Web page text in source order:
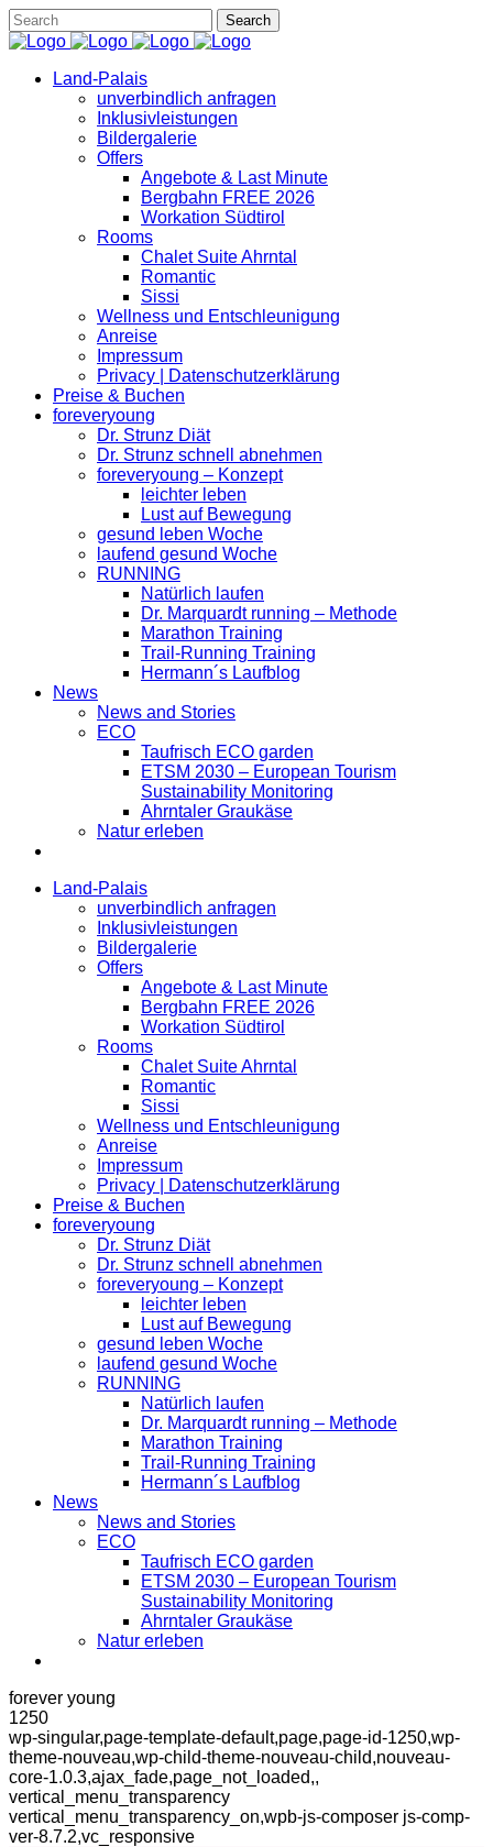
Land-Palais
unverbindlich anfragen
Inklusivleistungen
Bildergalerie
Offers
Angebote & Last Minute
Bergbahn FREE 2026
Workation Südtirol
Rooms
Chalet Suite Ahrntal
Romantic
Sissi
Wellness und Entschleunigung
Anreise
Impressum
Privacy | Datenschutzerklärung
Preise & Buchen
foreveryoung
Dr. Strunz Diät
Dr. Strunz schnell abnehmen
foreveryoung – Konzept
leichter leben
Lust auf Bewegung
gesund leben Woche
laufend gesund Woche
RUNNING
Natürlich laufen
Dr. Marquardt running – Methode
Marathon Training
Trail-Running Training
Hermann´s Laufblog
News
News and Stories
ECO
Taufrisch ECO garden
ETSM 2030 – European Tourism
Sustainability Monitoring
Ahrntaler Graukäse
Natur erleben
Land-Palais
unverbindlich anfragen
Inklusivleistungen
Bildergalerie
Offers
Angebote & Last Minute
Bergbahn FREE 2026
Workation Südtirol
Rooms
Chalet Suite Ahrntal
Romantic
Sissi
Wellness und Entschleunigung
Anreise
Impressum
Privacy | Datenschutzerklärung
Preise & Buchen
foreveryoung
Dr. Strunz Diät
Dr. Strunz schnell abnehmen
foreveryoung – Konzept
leichter leben
Lust auf Bewegung
gesund leben Woche
laufend gesund Woche
RUNNING
Natürlich laufen
Dr. Marquardt running – Methode
Marathon Training
Trail-Running Training
Hermann´s Laufblog
News
News and Stories
ECO
Taufrisch ECO garden
ETSM 2030 – European Tourism
Sustainability Monitoring
Ahrntaler Graukäse
Natur erleben
forever young
1250
wp-singular,page-template-default,page,page-id-1250,wp-
theme-nouveau,wp-child-theme-nouveau-child,nouveau-
core-1.0.3,ajax_fade,page_not_loaded,,
vertical_menu_transparency
vertical_menu_transparency_on,wpb-js-composer js-comp-
ver-8.7.2,vc_responsive